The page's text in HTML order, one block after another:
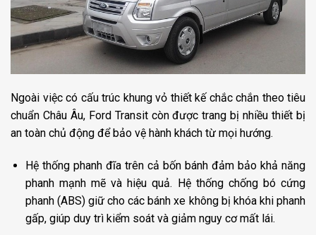
Ngoài việc có cấu trúc khung vỏ thiết kế chắc chắn theo tiêu
chuẩn Châu Âu, Ford Transit còn được trang bị nhiều thiết bị
an toàn chủ động để bảo vệ hành khách từ mọi hướng.
Hệ thống phanh đĩa trên cả bốn bánh đảm bảo khả năng
phanh mạnh mẽ và hiệu quả. Hệ thống chống bó cứng
phanh (ABS) giữ cho các bánh xe không bị khóa khi phanh
gấp, giúp duy trì kiểm soát và giảm nguy cơ mất lái.